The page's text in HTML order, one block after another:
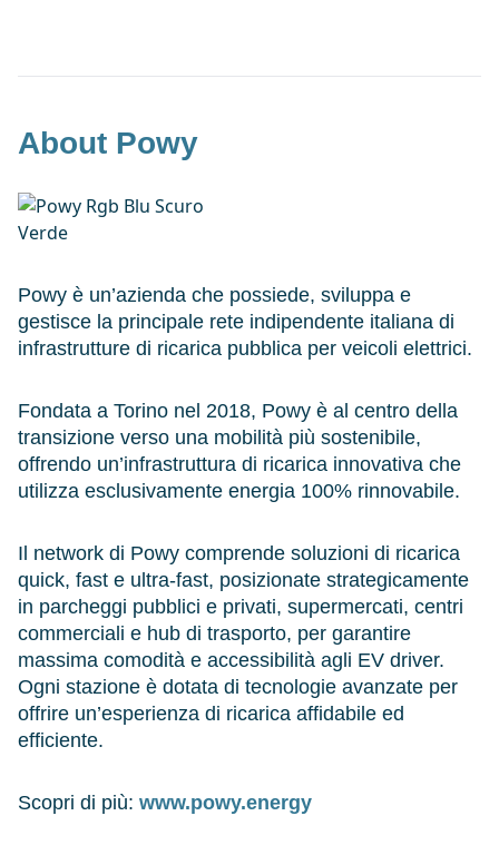
About Powy
Powy è un’azienda che possiede, sviluppa e
gestisce la principale rete indipendente italiana di
infrastrutture di ricarica pubblica per veicoli elettrici.
Fondata a Torino nel 2018, Powy è al centro della
transizione verso una mobilità più sostenibile,
offrendo un’infrastruttura di ricarica innovativa che
utilizza esclusivamente energia 100% rinnovabile.
Il network di Powy comprende soluzioni di ricarica
quick, fast e ultra-fast, posizionate strategicamente
in parcheggi pubblici e privati, supermercati, centri
commerciali e hub di trasporto, per garantire
massima comodità e accessibilità agli EV driver.
Ogni stazione è dotata di tecnologie avanzate per
offrire un’esperienza di ricarica affidabile ed
efficiente.
Scopri di più: www.powy.energy